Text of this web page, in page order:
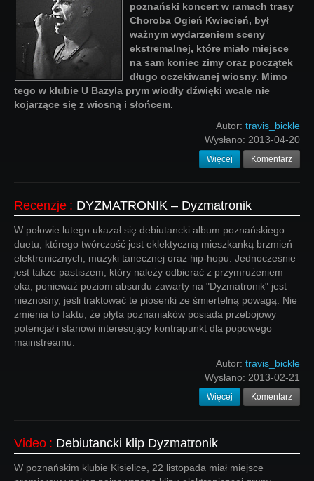
poznański koncert w ramach trasy
Choroba Ogień Kwiecień, był
ważnym wydarzeniem sceny
ekstremalnej, które miało miejsce
na sam koniec zimy oraz początek
długo oczekiwanej wiosny. Mimo
tego w klubie U Bazyla prym wiodły dźwięki wcale nie
kojarzące się z wiosną i słońcem.
Autor: travis_bickle
Wysłano: 2013-04-20
Więcej Komentarz
Recenzje : DYZMATRONIK – Dyzmatronik
W połowie lutego ukazał się debiutancki album poznańskiego
duetu, którego twórczość jest eklektyczną mieszkanką brzmień
elektronicznych, muzyki tanecznej oraz hip-hopu. Jednocześnie
jest także pastiszem, który należy odbierać z przymrużeniem
oka, ponieważ poziom absurdu zawarty na "Dyzmatronik" jest
nieznośny, jeśli traktować te piosenki ze śmiertelną powagą. Nie
zmienia to faktu, że płyta poznaniaków posiada przebojowy
potencjał i stanowi interesujący kontrapunkt dla popowego
mainstreamu.
Autor: travis_bickle
Wysłano: 2013-02-21
Więcej Komentarz
Video : Debiutancki klip Dyzmatronik
W poznańskim klubie Kisielice, 22 listopada miał miejsce